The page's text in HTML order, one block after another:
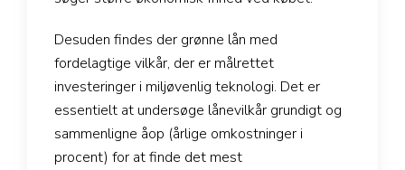
Desuden findes der grønne lån med
fordelagtige vilkår, der er målrettet
investeringer i miljøvenlig teknologi. Det er
essentielt at undersøge lånevilkår grundigt og
sammenligne åop (årlige omkostninger i
procent) for at finde det mest